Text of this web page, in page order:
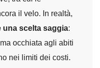
il velo. In realtà,
scelta saggia:
occhiata agli abiti
nei limiti dei costi.